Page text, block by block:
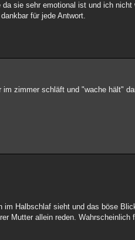
sie sehr emotional ist und ich
für jede Antwort.
zimmer schläft und "wache hält"
Halbschlaf sieht und das böse
Mutter allein reden.